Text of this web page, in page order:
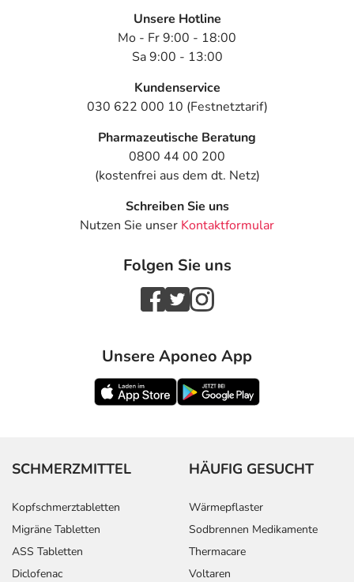
Unsere Hotline
Mo - Fr 9:00 - 18:00
Sa 9:00 - 13:00
Kundenservice
030 622 000 10 (Festnetztarif)
Pharmazeutische Beratung
0800 44 00 200
(kostenfrei aus dem dt. Netz)
Schreiben Sie uns
Nutzen Sie unser Kontaktformular
Folgen Sie uns
Unsere Aponeo App
SCHMERZMITTEL
Kopfschmerztabletten
Migräne Tabletten
ASS Tabletten
Diclofenac
HÄUFIG GESUCHT
Wärmepflaster
Sodbrennen Medikamente
Thermacare
Voltaren